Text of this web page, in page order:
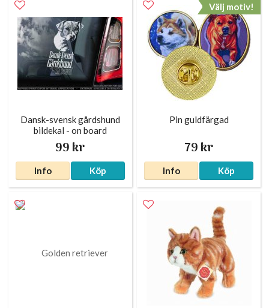
Dansk-svensk gårdshund
bildekal - on board
99 kr
Info Köp
Välj motiv!
Pin guldfärgad
79 kr
Info Köp